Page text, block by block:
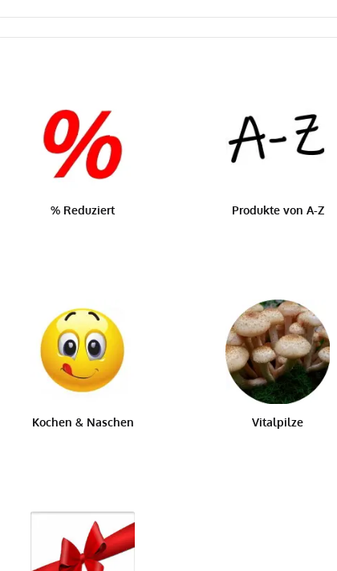
% Reduziert Produkte von A-Z
Kochen & Naschen Vitalpilze